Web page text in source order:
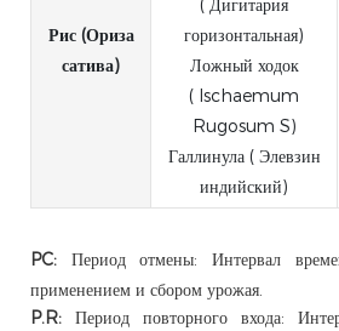
Рис (Ориза
сатива)
( Дигитария
горизонтальная)
Ложный ходок
( Ischaemum
Rugosum S)
Галлинула ( Элевзин
индийский)
PC: Период отмены: Интервал
применением и сбором урожая.
P.R: Период повторного входа: